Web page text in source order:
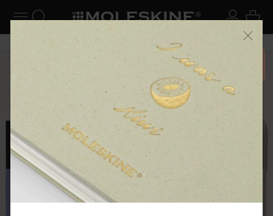
ナビゲーションの切替 ログ
検索 (キーワードなど) カ
6,500円以上のご購入で送料無料 メニ
ーを閉じる
ショップ スケッチ